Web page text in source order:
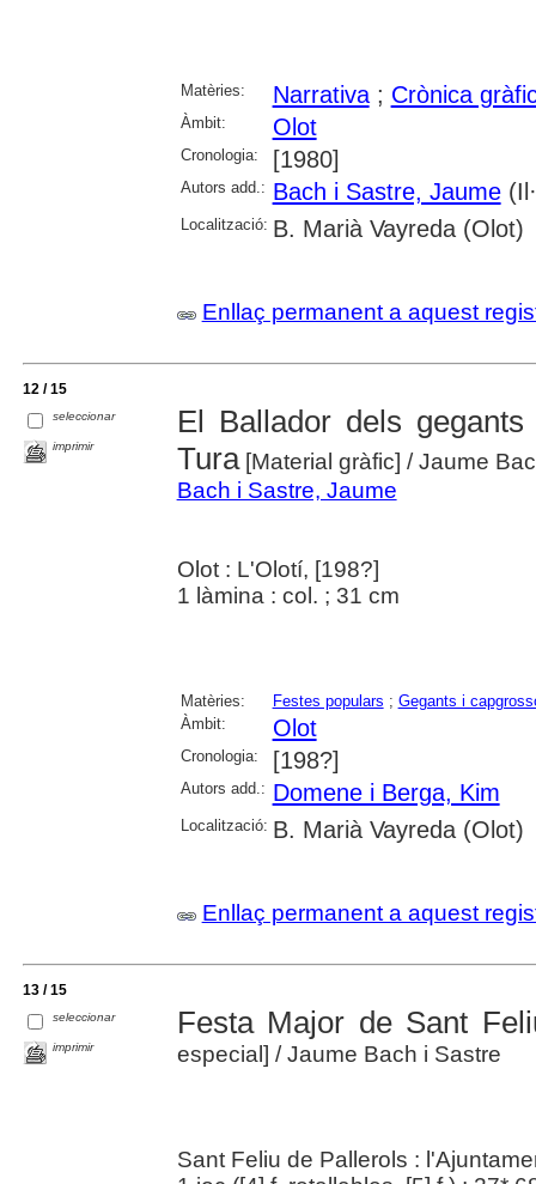
Matèries: Narrativa; Crònica
Àmbit: Olot
Cronologia: [1980]
Autors add.: Bach i Sastre, Jaume
Localització: B. Marià Vayreda (Olot)
Enllaç permanent a aquest
12 / 15
seleccionar
imprimir
El Ballador dels
Tura[Material gràfic] / Jaume
Bach i Sastre, Jaume
Olot : L'Olotí, [198?]
1 làmina : col. ; 31 cm
Matèries: Festes populars ; Gegants i
Àmbit:
Olot
Cronologia: [198?]
Autors add.: Domene i Berga, Kim
Localització: B. Marià Vayreda (Olot)
Enllaç permanent a aquest
13 / 15
seleccionar
imprimir
Festa Major de Sant
especial] / Jaume Bach i Sastre
Sant Feliu de Pallerols :